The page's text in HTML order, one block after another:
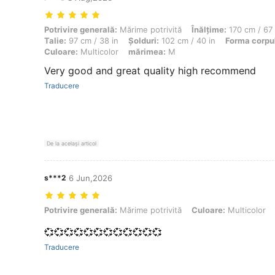
Potrivire generală: Mărime potrivită, Înălţime: 170 cm / 67 in,
Potrivire generală: Mărime potrivită Înălţime: 170 cm / 67
Talie: 97 cm / 38 in Șolduri: 102 cm / 40 in Forma
Culoare: Multicolor mărimea: M
Very good and great quality high recommend
Traducere
De la același articol
s***2 6 Jun,2026
Potrivire generală: Mărime potrivită, Culoare: Multicolor, mărimea: S
Potrivire generală: Mărime potrivită Culoare: Multicolor
💞💞💞💞💞💞💞💞💞💞💞💞
Traducere